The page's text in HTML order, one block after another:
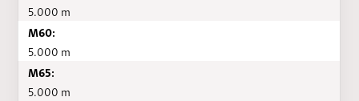
5.000 m
M60:
5.000 m
M65:
5.000 m